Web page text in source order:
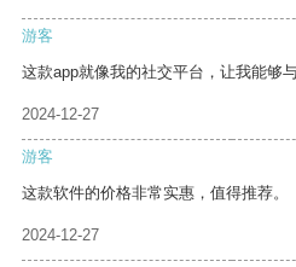
游客
这款app就像我的社交平台，让我能够
2024-12-27
游客
这款软件的价格非常实惠，值得推荐。
2024-12-27